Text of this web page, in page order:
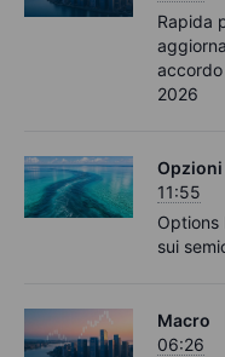
Rapida
2026
Opzioni
11:55
Options
sui
Macro
06:26